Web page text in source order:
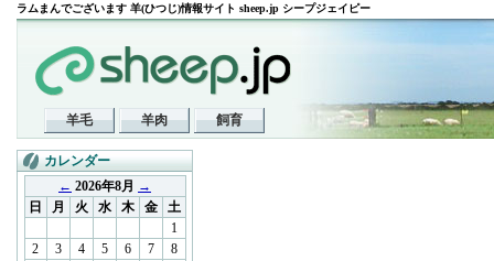
ラムまんでございます 羊(ひつじ)情報サイト sheep.jp シープジェイピー
羊毛 羊肉 飼育
カレンダー
← 2026年8月 →
日
月 火 水 木 金
土
1
2
3 4 5 6 7
8